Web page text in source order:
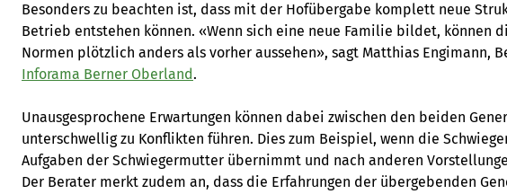
Besonders zu beachten ist, dass mit der Hofübergabe komplett neue
Betrieb entstehen können. «Wenn sich eine neue Familie bildet, können
Normen plötzlich anders als vorher aussehen», sagt Matthias Engimann,
Inforama Berner Oberland.
Unausgesprochene Erwartungen können dabei zwischen den beiden
unterschwellig zu Konflikten führen. Dies zum Beispiel, wenn die
Aufgaben der Schwiegermutter übernimmt und nach anderen
Der Berater merkt zudem an, dass die Erfahrungen der übergebenden